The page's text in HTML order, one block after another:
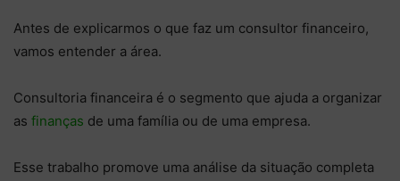
Antes de explicarmos o que faz um consultor financeiro,
vamos entender a área.
Consultoria financeira é o segmento que ajuda a organizar
as finanças de uma família ou de uma empresa.
Esse trabalho promove uma análise da situação completa